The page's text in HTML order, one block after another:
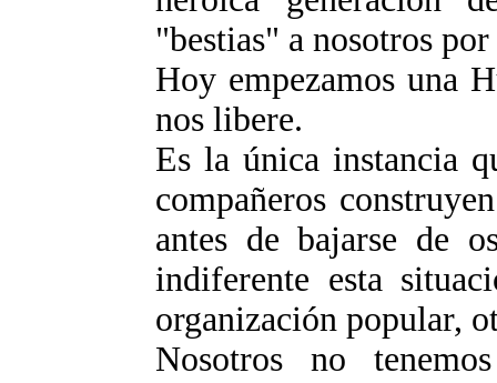
"bestias" a nosotros
Hoy empezamos una
nos libere.
Es la única instancia
compañeros
antes de bajarse de
indiferente esta
organización popular,
Nosotros no